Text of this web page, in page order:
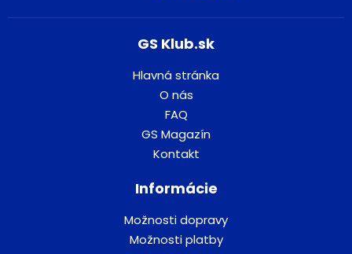
GS Klub.sk
Hlavná stránka
O nás
FAQ
GS Magazín
Kontakt
Informácie
Možnosti dopravy
Možnosti platby